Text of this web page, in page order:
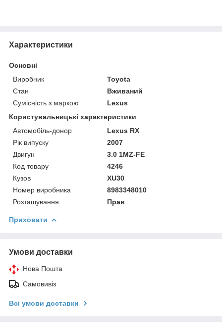
Характеристики
Основні
Виробник
Toyota
Стан
Вживаний
Сумісність з маркою
Lexus
Користувальницькі характеристики
Автомобіль-донор
Lexus RX
Рік випуску
2007
Двигун
3.0 1MZ-FE
Код товару
4246
Кузов
XU30
Номер виробника
8983348010
Розташування
Прав
Приховати
Умови доставки
Нова Пошта
Самовивіз
Всі умови доставки